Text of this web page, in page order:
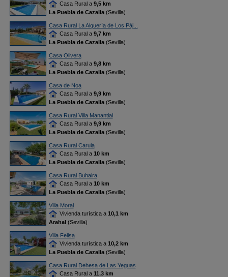
Casa Rural a 9,5 km
La Puebla de Cazalla(Sevilla)
Casa Rural La Alquería de Los Páj...
Casa Rural a 9,7 km
La Puebla de Cazalla(Sevilla)
Casa Olivera
Casa Rural a 9,8 km
La Puebla de Cazalla(Sevilla)
Casa de Noa
Casa Rural a 9,9 km
La Puebla de Cazalla(Sevilla)
Casa Rural Villa Manantial
Casa Rural a 9,9 km
La Puebla de Cazalla(Sevilla)
Casa Rural Carula
Casa Rural a 10 km
La Puebla de Cazalla(Sevilla)
Casa Rural Buhaira
Casa Rural a 10 km
La Puebla de Cazalla(Sevilla)
Villa Moral
Vivienda turística a 10,1 km
Arahal(Sevilla)
Villa Felisa
Vivienda turística a 10,2 km
La Puebla de Cazalla(Sevilla)
Casa Rural Dehesa de Las Yeguas
Casa Rural a 11,3 km